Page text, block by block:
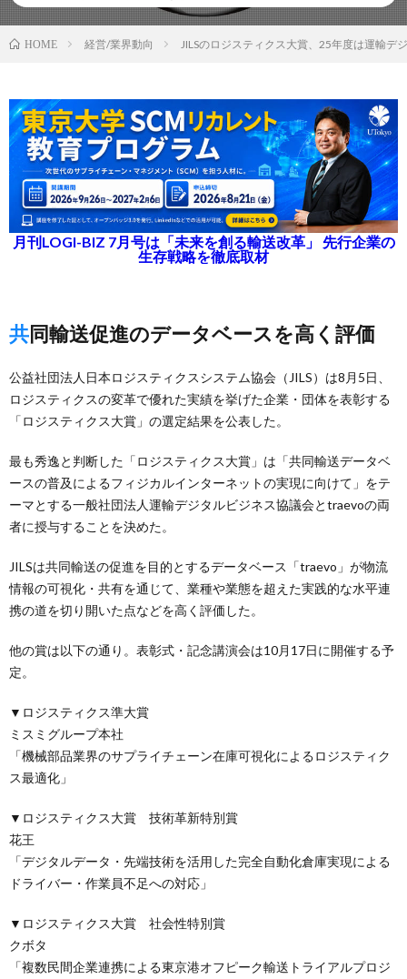
HOME 経営/業界動向 JILSのロジスティクス大賞、25年度は運輸デ
月刊LOGI-BIZ 7月号は「未来を創る輸送改革」 先行企業の
生存戦略を徹底取材
共同輸送促進のデータベースを高く評価
公益社団法人日本ロジスティクスシステム協会（JILS）は8月5日、
ロジスティクスの変革で優れた実績を挙げた企業・団体を表彰する
「ロジスティクス大賞」の選定結果を公表した。
最も秀逸と判断した「ロジスティクス大賞」は「共同輸送データベ
ースの普及によるフィジカルインターネットの実現に向けて」をテ
ーマとする一般社団法人運輸デジタルビジネス協議会とtraevoの両
者に授与することを決めた。
JILSは共同輸送の促進を目的とするデータベース「traevo」が物流
情報の可視化・共有を通じて、業種や業態を超えた実践的な水平連
携の道を切り開いた点などを高く評価した。
他の賞は以下の通り。表彰式・記念講演会は10月17日に開催する予
定。
▼ロジスティクス準大賞
ミスミグループ本社
「機械部品業界のサプライチェーン在庫可視化によるロジスティク
ス最適化」
▼ロジスティクス大賞 技術革新特別賞
花王
「デジタルデータ・先端技術を活用した完全自動化倉庫実現による
ドライバー・作業員不足への対応」
▼ロジスティクス大賞 社会性特別賞
クボタ
「複数民間企業連携による東京港オフピーク輸送トライアルプロジ